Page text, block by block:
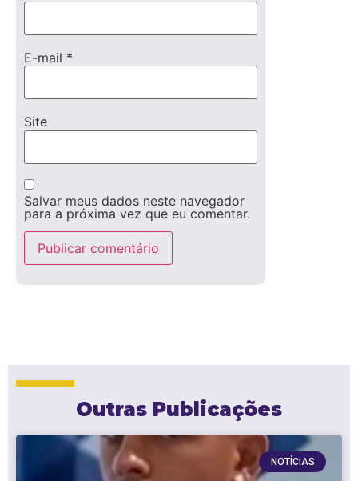
E-mail *
Site
Salvar meus dados neste navegador
para a próxima vez que eu comentar.
Outras Publicações
NOTÍCIAS